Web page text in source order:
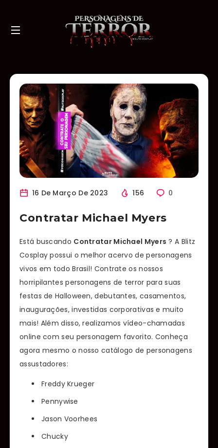
16 De Março De 2023 156 0
Contratar Michael Myers
Está buscando Contratar Michael Myers ? A Blitz
Cosplay possui o melhor acervo de personagens
vivos em todo Brasil! Contrate os nossos
horripilantes personagens de terror para suas
festas de Halloween, debutantes, casamentos,
inaugurações, investidas corporativas e muito
mais! Além disso, realizamos vídeo-chamadas
online com seu personagem favorito. Conheça
agora mesmo o nosso catálogo de personagens
assustadores:
Freddy Krueger
Pennywise
Jason Voorhees
Chucky